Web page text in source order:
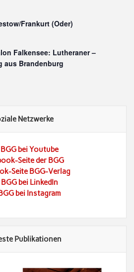
Frankurt (Oder)
Falkensee: Lutheraner –
aus Brandenburg
Netzwerke
bei Youtube
Seite der BGG
Seite BGG-Verlag
bei LinkedIn
bei Instagram
Publikationen